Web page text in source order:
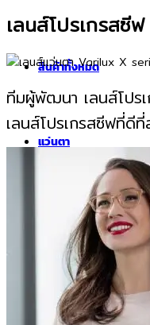
สินค้าทั้งหมด
แว่นตา
แว่นกันแดด
เลนส์
เลนส์โปรเกรส
ทีมผู้พัฒนา เลนส์โปร
เลนส์โปรเกรสซีฟที่ดี